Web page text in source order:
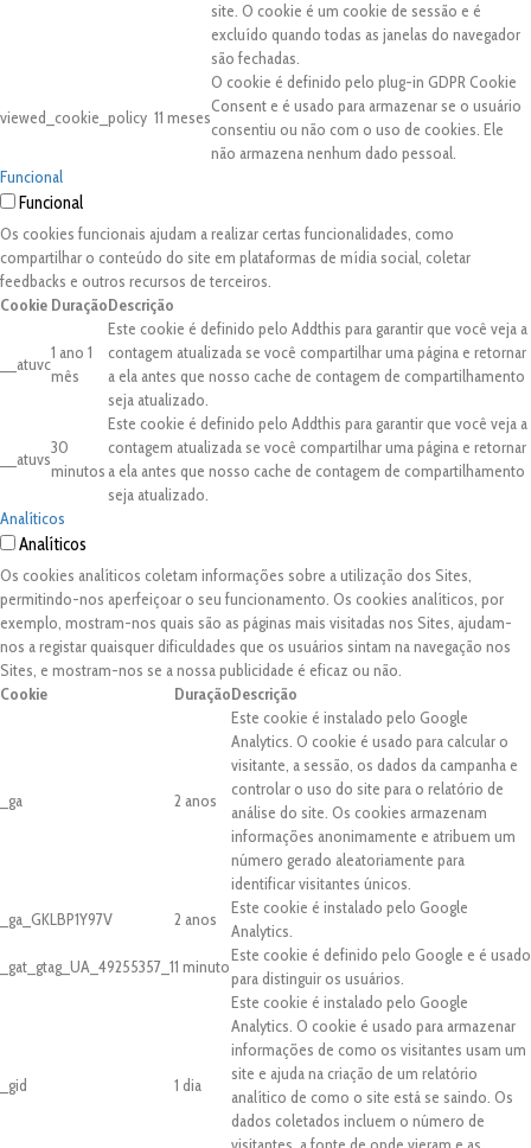
site. O cookie é um cookie de sessão e é
excluído quando todas as janelas do navegador
são fechadas.
viewed_cookie_policy 11 meses
O cookie é definido pelo plug-in GDPR Cookie
Consent e é usado para armazenar se o usuário
consentiu ou não com o uso de cookies. Ele
não armazena nenhum dado pessoal.
Funcional
Funcional
Os cookies funcionais ajudam a realizar certas funcionalidades, como
compartilhar o conteúdo do site em plataformas de mídia social, coletar
feedbacks e outros recursos de terceiros.
Cookie DuraçãoDescrição
__atuvc
1 ano 1
mês
Este cookie é definido pelo Addthis para garantir que você veja a
contagem atualizada se você compartilhar uma página e retornar
a ela antes que nosso cache de contagem de compartilhamento
seja atualizado.
__atuvs
30
minutos
Este cookie é definido pelo Addthis para garantir que você veja a
contagem atualizada se você compartilhar uma página e retornar
a ela antes que nosso cache de contagem de compartilhamento
seja atualizado.
Analíticos
Analíticos
Os cookies analíticos coletam informações sobre a utilização dos Sites,
permitindo-nos aperfeiçoar o seu funcionamento. Os cookies analíticos, por
exemplo, mostram-nos quais são as páginas mais visitadas nos Sites, ajudam-
nos a registar quaisquer dificuldades que os usuários sintam na navegação nos
Sites, e mostram-nos se a nossa publicidade é eficaz ou não.
Cookie
DuraçãoDescrição
_ga 2 anos
Este cookie é instalado pelo Google
Analytics. O cookie é usado para calcular o
visitante, a sessão, os dados da campanha e
controlar o uso do site para o relatório de
análise do site. Os cookies armazenam
informações anonimamente e atribuem um
número gerado aleatoriamente para
identificar visitantes únicos.
_ga_GKLBP1Y97V
2 anos
Este cookie é instalado pelo Google
Analytics.
_gat_gtag_UA_49255357_11 minuto
Este cookie é definido pelo Google e é usado
para distinguir os usuários.
_gid 1 dia
Este cookie é instalado pelo Google
Analytics. O cookie é usado para armazenar
informações de como os visitantes usam um
site e ajuda na criação de um relatório
analítico de como o site está se saindo. Os
dados coletados incluem o número de